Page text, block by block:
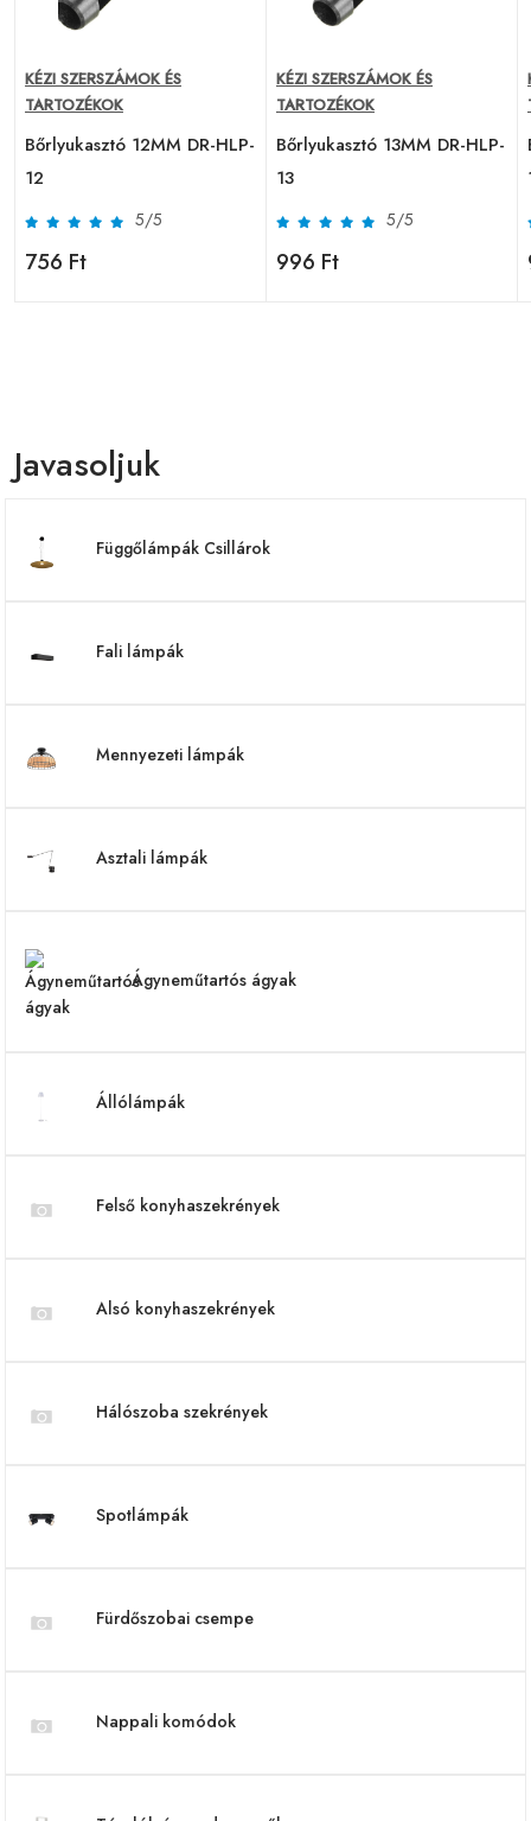
KÉZI SZERSZÁMOK ÉS
TARTOZÉKOK
Bőrlyukasztó 12MM DR-HLP-
12
5/5
756 Ft
KÉZI SZERSZÁMOK ÉS
TARTOZÉKOK
Bőrlyukasztó 13MM DR-HLP-
13
5/5
996 Ft
Javasoljuk
Függőlámpák Csillárok
Fali lámpák
Mennyezeti lámpák
Asztali lámpák
Ágyneműtartós ágyak
Állólámpák
Felső konyhaszekrények
Alsó konyhaszekrények
Hálószoba szekrények
Spotlámpák
Fürdőszobai csempe
Nappali komódok